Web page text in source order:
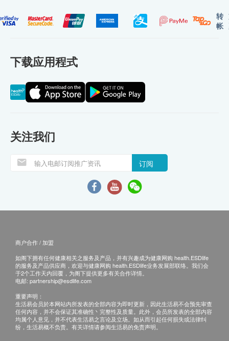
转
帐
下载应用程式
关注我们
订阅
商户合作 / 加盟
如阁下拥有任何健康相关之服务及产品，并有兴趣成为健康网购 health.ESDlife
的服务及产品供应商，欢迎与健康网购 health.ESDlife业务发展部联络。我们会
于2个工作天内回覆，为阁下提供更多有关合作详情。
电邮: partnership@esdlife.com
重要声明：
生活易会员於本网站内所发表的全部内容为即时更新，因此生活易不会预先审查
任何内容，并不会保证其准确性丶完整性及质量。此外，会员所发表的全部内容
均属个人意见，并不代表生活易之言论及立场。如从而引起任何损失或法律纠
纷，生活易概不负责。有关详情请参阅生活易的免责声明。